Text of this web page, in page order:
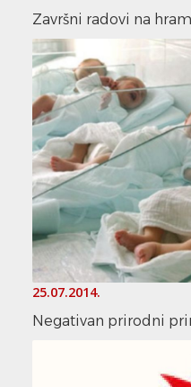
Završni radovi na
25.07.2014.
Negativan prirodni